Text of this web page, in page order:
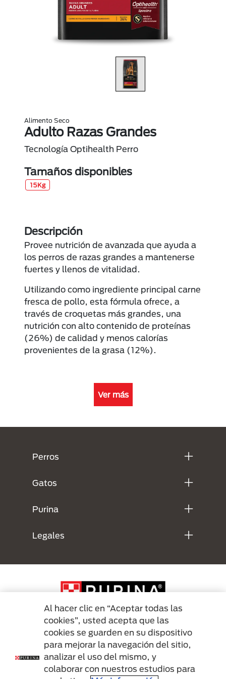
Alimento Seco
Adulto Razas Grandes
Tecnología Optihealth Perro
Tamaños disponibles
15Kg
Descripción
Provee nutrición de avanzada que ayuda a
los perros de razas grandes a mantenerse
fuertes y llenos de vitalidad.
Utilizando como ingrediente principal carne
fresca de pollo, esta fórmula ofrece, a
través de croquetas más grandes, una
nutrición con alto contenido de proteínas
(26%) de calidad y menos calorías
provenientes de la grasa (12%).
Ver más
Perros
Gatos
Purina
Legales
Menu Footer Secundario Purina
Al hacer clic en “Aceptar todas las
cookies”, usted acepta que las
cookies se guarden en su dispositivo
para mejorar la navegación del sitio,
analizar el uso del mismo, y
colaborar con nuestros estudios para